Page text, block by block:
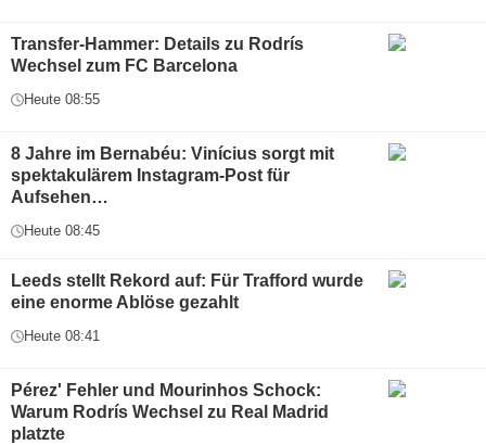
Transfer-Hammer: Details zu Rodrís
Wechsel zum FC Barcelona
Heute 08:55
8 Jahre im Bernabéu: Vinícius sorgt mit
spektakulärem Instagram-Post für
Aufsehen…
Heute 08:45
Leeds stellt Rekord auf: Für Trafford wurde
eine enorme Ablöse gezahlt
Heute 08:41
Pérez' Fehler und Mourinhos Schock:
Warum Rodrís Wechsel zu Real Madrid
platzte